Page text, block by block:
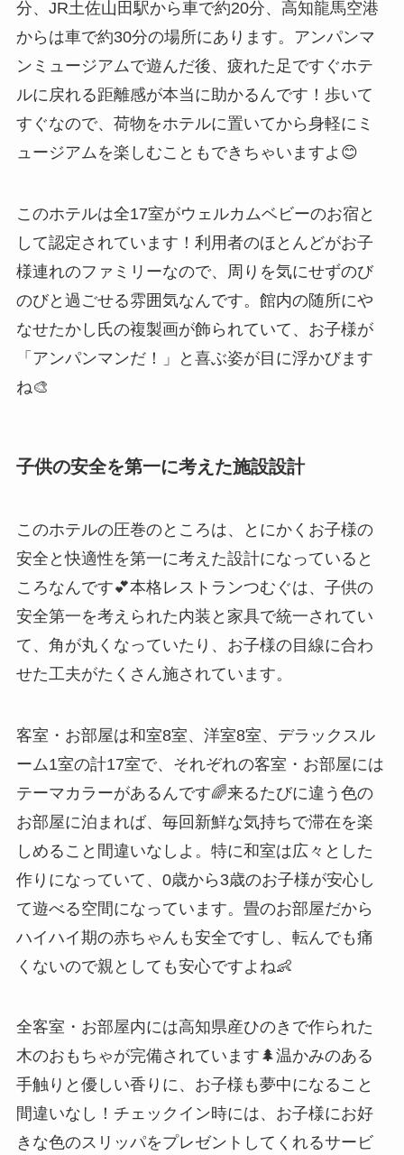
分、JR土佐山田駅から車で約20分、高知龍馬空港
からは車で約30分の場所にあります。アンパンマ
ンミュージアムで遊んだ後、疲れた足ですぐホテ
ルに戻れる距離感が本当に助かるんです！歩いて
すぐなので、荷物をホテルに置いてから身軽にミ
ュージアムを楽しむこともできちゃいますよ😊
このホテルは全17室がウェルカムベビーのお宿と
して認定されています！利用者のほとんどがお子
様連れのファミリーなので、周りを気にせずのび
のびと過ごせる雰囲気なんです。館内の随所にや
なせたかし氏の複製画が飾られていて、お子様が
「アンパンマンだ！」と喜ぶ姿が目に浮かびます
ね🎨
子供の安全を第一に考えた施設設計
このホテルの圧巻のところは、とにかくお子様の
安全と快適性を第一に考えた設計になっていると
ころなんです💕本格レストランつむぐは、子供の
安全第一を考えられた内装と家具で統一されてい
て、角が丸くなっていたり、お子様の目線に合わ
せた工夫がたくさん施されています。
客室・お部屋は和室8室、洋室8室、デラックスル
ーム1室の計17室で、それぞれの客室・お部屋には
テーマカラーがあるんです🌈来るたびに違う色の
お部屋に泊まれば、毎回新鮮な気持ちで滞在を楽
しめること間違いなしよ。特に和室は広々とした
作りになっていて、0歳から3歳のお子様が安心し
て遊べる空間になっています。畳のお部屋だから
ハイハイ期の赤ちゃんも安全ですし、転んでも痛
くないので親としても安心ですよね👶
全客室・お部屋内には高知県産ひのきで作られた
木のおもちゃが完備されています🌲温かみのある
手触りと優しい香りに、お子様も夢中になること
間違いなし！チェックイン時には、お子様にお好
きな色のスリッパをプレゼントしてくれるサービ